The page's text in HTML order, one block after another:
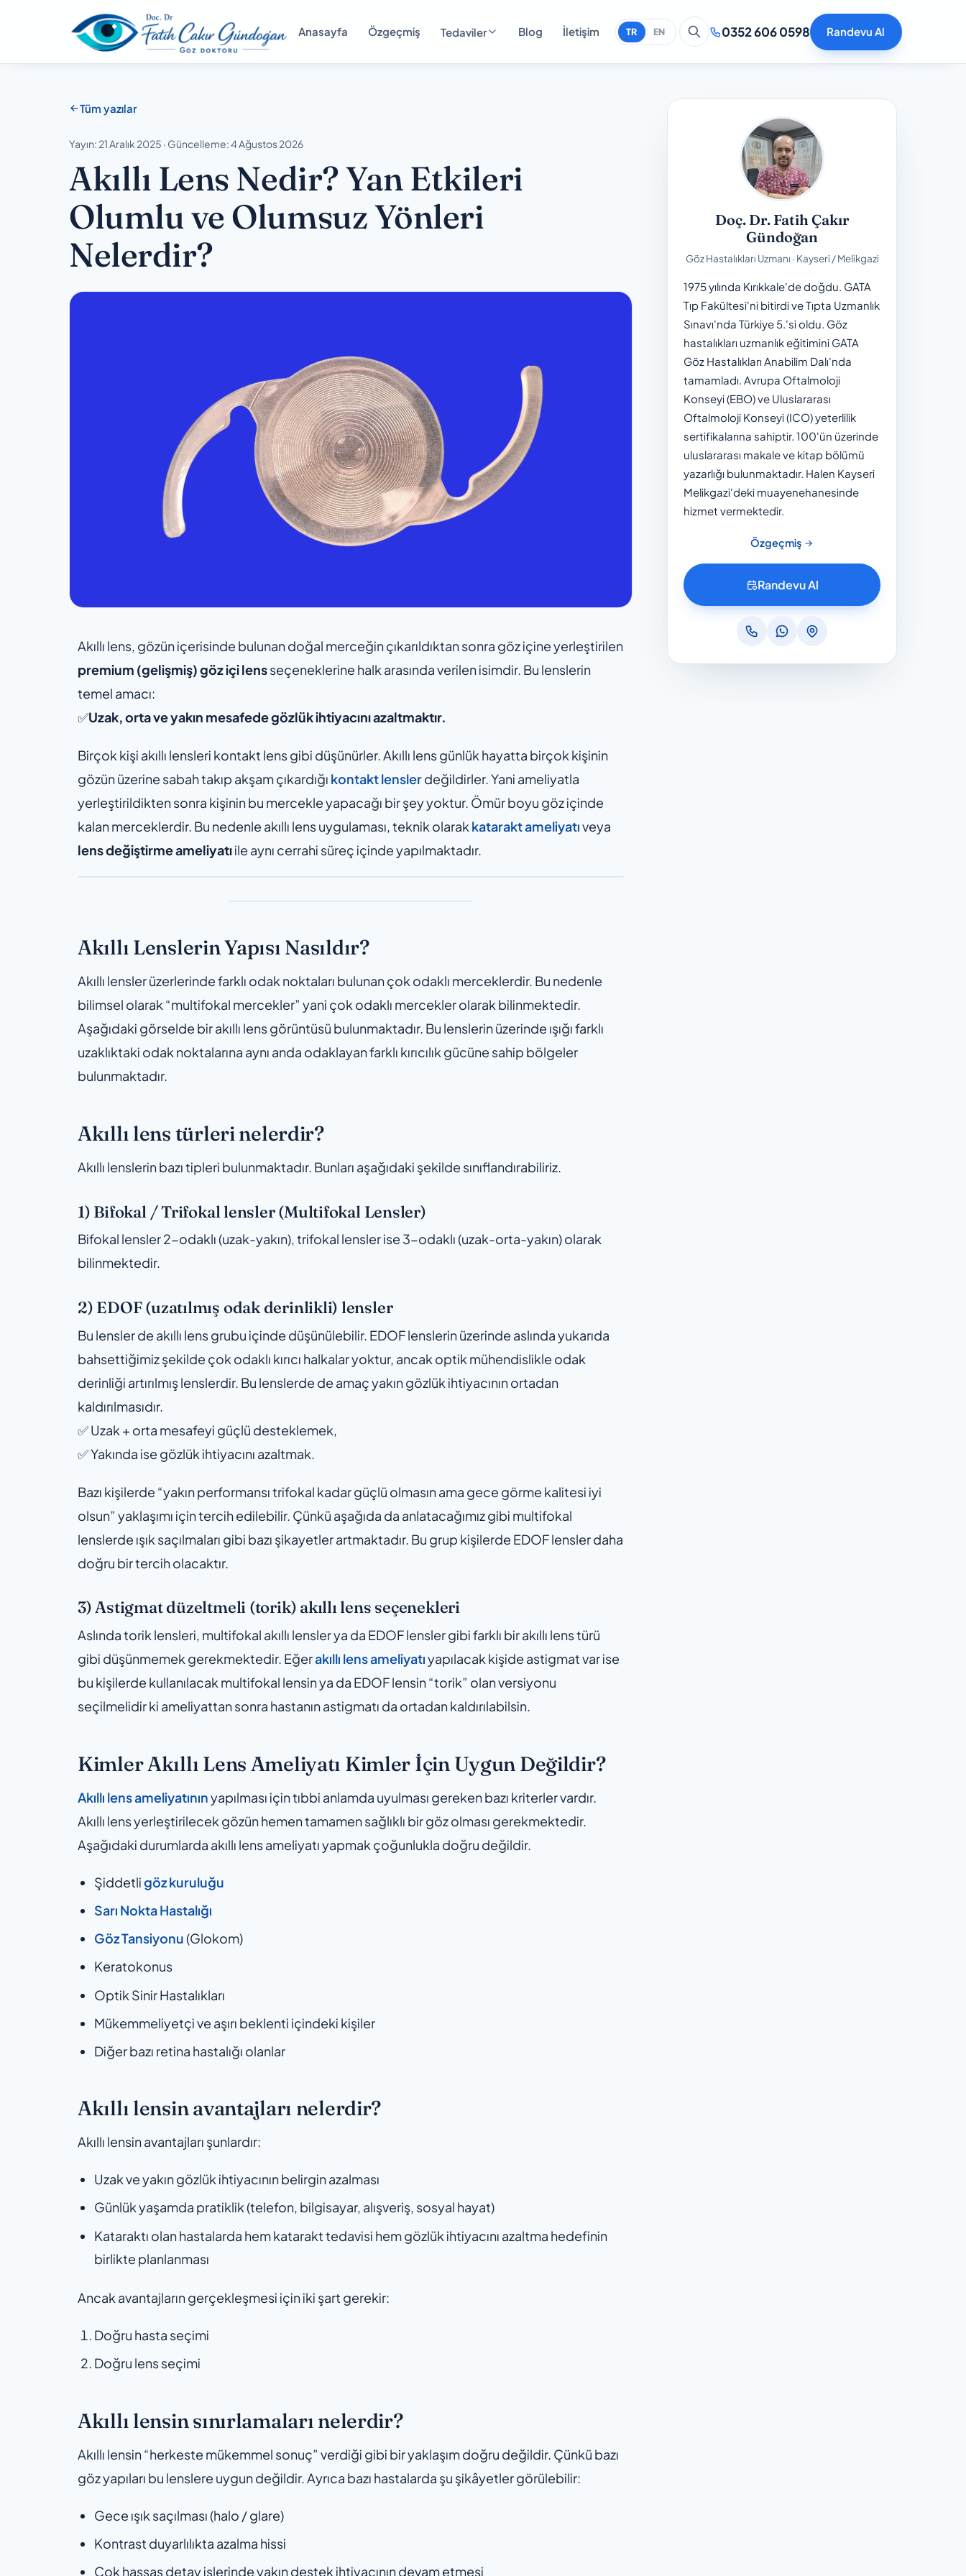
Anasayfa Özgeçmiş Tedaviler Blog İletişim TR EN 0352 606 0598 Randevu Al
Tüm yazılar
Yayın: 21 Aralık 2025 · Güncelleme: 4 Ağustos 2026
Akıllı Lens Nedir? Yan Etkileri
Olumlu ve Olumsuz Yönleri
Nelerdir?
Akıllı lens, gözün içerisinde bulunan doğal merceğin çıkarıldıktan sonra göz içine yerleştirilen
premium (gelişmiş) göz içi lensseçeneklerine halk arasında verilen isimdir. Bu lenslerin
temel amacı:
✅Uzak, orta ve yakın mesafede gözlük ihtiyacını azaltmaktır.
Birçok kişi akıllı lensleri kontakt lens gibi düşünürler. Akıllı lens günlük hayatta birçok kişinin
gözün üzerine sabah takıp akşam çıkardığı kontakt lenslerdeğildirler. Yani ameliyatla
yerleştirildikten sonra kişinin bu mercekle yapacağı bir şey yoktur. Ömür boyu göz içinde
kalan merceklerdir. Bu nedenle akıllı lens uygulaması, teknik olarak katarakt ameliyatıveya
lens değiştirme ameliyatıile aynı cerrahi süreç içinde yapılmaktadır.
Akıllı Lenslerin Yapısı Nasıldır?
Akıllı lensler üzerlerinde farklı odak noktaları bulunan çok odaklı merceklerdir. Bu nedenle
bilimsel olarak “multifokal mercekler” yani çok odaklı mercekler olarak bilinmektedir.
Aşağıdaki görselde bir akıllı lens görüntüsü bulunmaktadır. Bu lenslerin üzerinde ışığı farklı
uzaklıktaki odak noktalarına aynı anda odaklayan farklı kırıcılık gücüne sahip bölgeler
bulunmaktadır.
Akıllı lens türleri nelerdir?
Akıllı lenslerin bazı tipleri bulunmaktadır. Bunları aşağıdaki şekilde sınıflandırabiliriz.
1) Bifokal / Trifokal lensler (Multifokal Lensler)
Bifokal lensler 2-odaklı (uzak-yakın), trifokal lensler ise 3-odaklı (uzak-orta-yakın) olarak
bilinmektedir.
2) EDOF (uzatılmış odak derinlikli) lensler
Bu lensler de akıllı lens grubu içinde düşünülebilir. EDOF lenslerin üzerinde aslında yukarıda
bahsettiğimiz şekilde çok odaklı kırıcı halkalar yoktur, ancak optik mühendislikle odak
derinliği artırılmış lenslerdir. Bu lenslerde de amaç yakın gözlük ihtiyacının ortadan
kaldırılmasıdır.
✅ Uzak + orta mesafeyi güçlü desteklemek,
✅ Yakında ise gözlük ihtiyacını azaltmak.
Bazı kişilerde “yakın performansı trifokal kadar güçlü olmasın ama gece görme kalitesi iyi
olsun” yaklaşımı için tercih edilebilir. Çünkü aşağıda da anlatacağımız gibi multifokal
lenslerde ışık saçılmaları gibi bazı şikayetler artmaktadır. Bu grup kişilerde EDOF lensler daha
doğru bir tercih olacaktır.
3) Astigmat düzeltmeli (torik) akıllı lens seçenekleri
Aslında torik lensleri, multifokal akıllı lensler ya da EDOF lensler gibi farklı bir akıllı lens türü
gibi düşünmemek gerekmektedir. Eğerakıllı lens ameliyatıyapılacak kişide astigmat var ise
bu kişilerde kullanılacak multifokal lensin ya da EDOF lensin “torik” olan versiyonu
seçilmelidir ki ameliyattan sonra hastanın astigmatı da ortadan kaldırılabilsin.
Kimler Akıllı Lens Ameliyatı Kimler İçin Uygun Değildir?
Akıllı lens ameliyatınınyapılması için tıbbi anlamda uyulması gereken bazı kriterler vardır.
Akıllı lens yerleştirilecek gözün hemen tamamen sağlıklı bir göz olması gerekmektedir.
Aşağıdaki durumlarda akıllı lens ameliyatı yapmak çoğunlukla doğru değildir.
Şiddetligöz kuruluğu
Sarı Nokta Hastalığı
Göz Tansiyonu(Glokom)
Keratokonus
Optik Sinir Hastalıkları
Mükemmeliyetçi ve aşırı beklenti içindeki kişiler
Diğer bazı retina hastalığı olanlar
Akıllı lensin avantajları nelerdir?
Akıllı lensin avantajları şunlardır:
Uzak ve yakın gözlük ihtiyacının belirgin azalması
Günlük yaşamda pratiklik (telefon, bilgisayar, alışveriş, sosyal hayat)
Kataraktı olan hastalarda hem katarakt tedavisi hem gözlük ihtiyacını azaltma hedefinin
birlikte planlanması
Ancak avantajların gerçekleşmesi için iki şart gerekir:
Doğru hasta seçimi
Doğru lens seçimi
Akıllı lensin sınırlamaları nelerdir?
Akıllı lensin “herkeste mükemmel sonuç” verdiği gibi bir yaklaşım doğru değildir. Çünkü bazı
göz yapıları bu lenslere uygun değildir. Ayrıca bazı hastalarda şu şikâyetler görülebilir:
Gece ışık saçılması (halo / glare)
Kontrast duyarlılıkta azalma hissi
Çok hassas detay işlerinde yakın destek ihtiyacının devam etmesi
Doç. Dr. Fatih Çakır
Gündoğan
Göz Hastalıkları Uzmanı · Kayseri / Melikgazi
1975 yılında Kırıkkale'de doğdu. GATA
Tıp Fakültesi'ni bitirdi ve Tıpta Uzmanlık
Sınavı'nda Türkiye 5.'si oldu. Göz
hastalıkları uzmanlık eğitimini GATA
Göz Hastalıkları Anabilim Dalı'nda
tamamladı. Avrupa Oftalmoloji
Konseyi (EBO) ve Uluslararası
Oftalmoloji Konseyi (ICO) yeterlilik
sertifikalarına sahiptir. 100'ün üzerinde
uluslararası makale ve kitap bölümü
yazarlığı bulunmaktadır. Halen Kayseri
Melikgazi'deki muayenehanesinde
hizmet vermektedir.
Özgeçmiş
Randevu Al